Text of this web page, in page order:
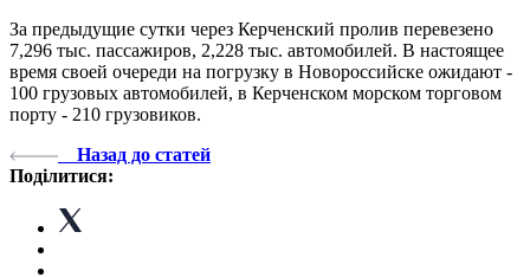
За предыдущие сутки через Керченский пролив перевезено
7,296 тыс. пассажиров, 2,228 тыс. автомобилей. В настоящее
время своей очереди на погрузку в Новороссийске ожидают -
100 грузовых автомобилей, в Керченском морском торговом
порту - 210 грузовиков.
Назад до статей
Поділитися: